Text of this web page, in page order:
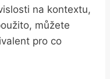
na kontextu,
můžete
pro co